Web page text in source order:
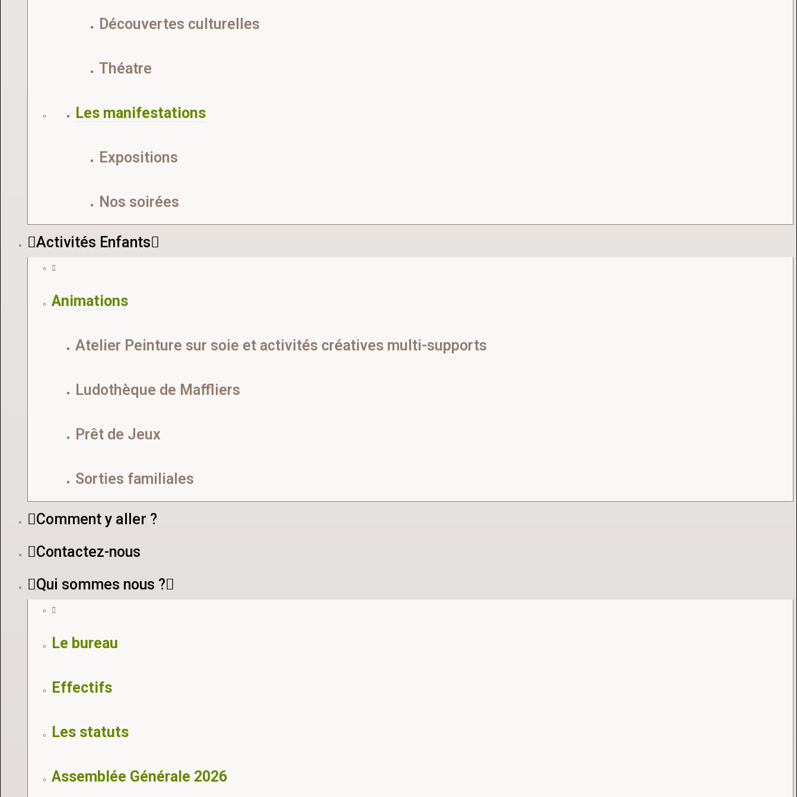
Découvertes culturelles
Théatre
Les manifestations
Expositions
Nos soirées
Activités Enfants
Animations
Atelier Peinture sur soie et activités créatives multi-supports
Ludothèque de Maffliers
Prêt de Jeux
Sorties familiales
Comment y aller ?
Contactez-nous
Qui sommes nous ?
Le bureau
Effectifs
Les statuts
Assemblée Générale 2026